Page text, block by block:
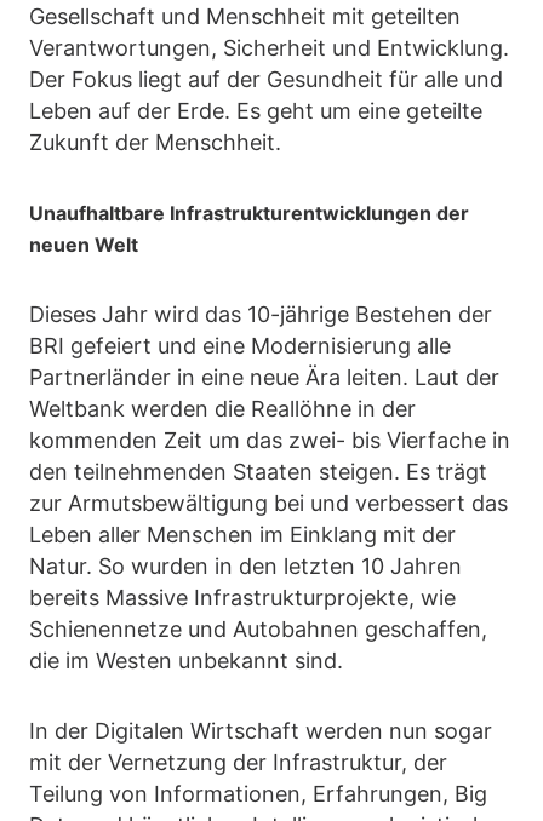
Gesellschaft und Menschheit mit geteilten
Verantwortungen, Sicherheit und Entwicklung.
Der Fokus liegt auf der Gesundheit für alle und
Leben auf der Erde. Es geht um eine geteilte
Zukunft der Menschheit.
Unaufhaltbare Infrastrukturentwicklungen der
neuen Welt
Dieses Jahr wird das 10-jährige Bestehen der
BRI gefeiert und eine Modernisierung alle
Partnerländer in eine neue Ära leiten. Laut der
Weltbank werden die Reallöhne in der
kommenden Zeit um das zwei- bis Vierfache in
den teilnehmenden Staaten steigen. Es trägt
zur Armutsbewältigung bei und verbessert das
Leben aller Menschen im Einklang mit der
Natur. So wurden in den letzten 10 Jahren
bereits Massive Infrastrukturprojekte, wie
Schienennetze und Autobahnen geschaffen,
die im Westen unbekannt sind.
In der Digitalen Wirtschaft werden nun sogar
mit der Vernetzung der Infrastruktur, der
Teilung von Informationen, Erfahrungen, Big